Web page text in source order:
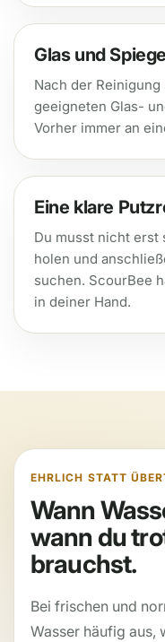
Glas und
Nach der
geeigneten Glas-
Vorher immer an
Eine klare
Du musst nicht erst
holen und
suchen. ScourBee
in deiner Hand.
EHRLICH STATT
Wann
wann du
brauchst.
Bei frischen und
Wasser häufig aus,